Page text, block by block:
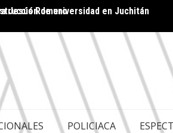
de universidad en Juchitán
HAY GOBERNABILIDAD Y
POLICIACA